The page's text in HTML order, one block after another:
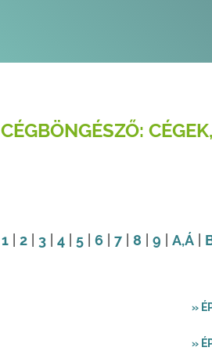
CÉGBÖNGÉSZŐ:
1 2 3 4 5 6 7 8 9 A,Á
»
»